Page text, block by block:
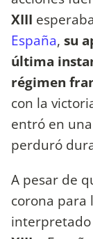
XIII
España, su
última
régimen
con la
entró en
perduró
A pesar de
corona para